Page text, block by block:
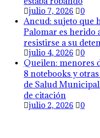
julio 7, 2026 0
Ancud: sujeto que
Palomar es herido
resistirse a su
julio 4, 2026 0
Queilen: menores
8 notebooks y
de Salud
de citación
julio 2, 2026 0